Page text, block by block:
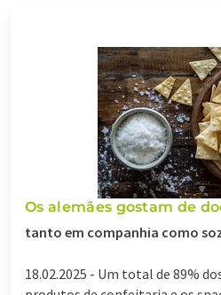
Os alemães gostam de
tanto em companhia como
18.02.2025 - Um total de 89%